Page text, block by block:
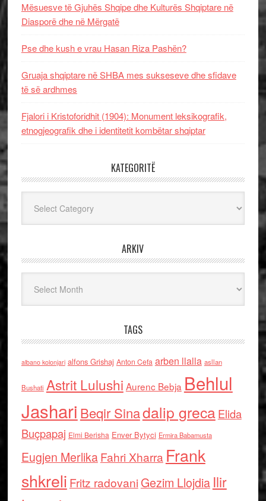
Mësuesve të Gjuhës Shqipe dhe Kulturës Shqiptare në
Diasporë dhe në Mërgatë
Pse dhe kush e vrau Hasan Riza Pashën?
Gruaja shqiptare në SHBA mes sukseseve dhe sfidave
të së ardhmes
Fjalori i Kristoforidhit (1904): Monument leksikografik,
etnogjeografik dhe i identitetit kombëtar shqiptar
KATEGORITË
ARKIV
TAGS
albano kolonjari alfons Grishaj Anton Cefa arben llalla asllan
Bushati Astrit Lulushi Aurenc Bebja Behlul
Jashari Beqir Sinadalip grecaElida
Buçpapaj Elmi Berisha Enver Bytyci Ermira Babamusta
Eugjen MerlikaFahri Xharra Frank
shkreli Fritz radovaniGezim Llojdia Ilir